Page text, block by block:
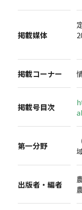
掲載媒体
掲載コーナー
掲載号目次
第一分野
出版者・編者